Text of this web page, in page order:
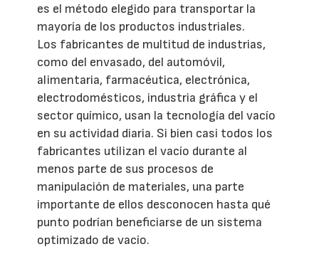
es el método elegido para transportar la
mayoría de los productos industriales.
Los fabricantes de multitud de industrias,
como del envasado, del automóvil,
alimentaria, farmacéutica, electrónica,
electrodomésticos, industria gráfica y el
sector químico, usan la tecnología del vacío
en su actividad diaria. Si bien casi todos los
fabricantes utilizan el vacío durante al
menos parte de sus procesos de
manipulación de materiales, una parte
importante de ellos desconocen hasta qué
punto podrían beneficiarse de un sistema
optimizado de vacío.